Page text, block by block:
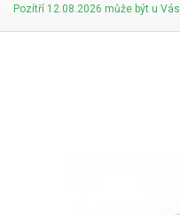
Pozítří 12.08.2026 může být u Vás